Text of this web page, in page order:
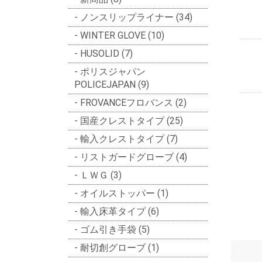
ノンスリップライナー (34)
WINTER GLOVE (10)
HUSOLID (7)
ポリスジャパン
POLICEJAPAN (9)
FROVANCEフロバンス (2)
国産クレストタイプ (25)
輸入クレストタイプ (7)
リストガードグローブ (4)
ＬＷＧ (3)
オイルストッパー (1)
輸入床革タイプ (6)
ゴム引き手袋 (5)
耐切創グローブ (1)